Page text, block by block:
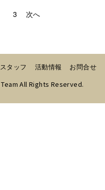
3 次へ
スタッフ 活動情報
お問合せ
All Rights Reserved.